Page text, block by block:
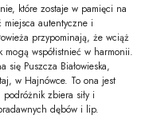
które zostaje w pamięci na
autentyczne i
przypominają, że wciąż
współistnieć w harmonii.
Puszcza Białowieska,
w Hajnówce. To ona jest
zbiera siły i
dębów i lip.